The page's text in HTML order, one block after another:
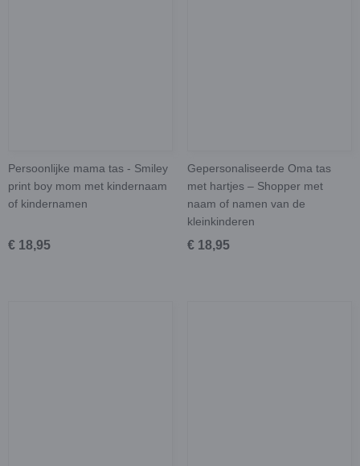
Persoonlijke mama tas - Smiley
print boy mom met kindernaam
of kindernamen
€ 18,95
Gepersonaliseerde Oma tas
met hartjes – Shopper met
naam of namen van de
kleinkinderen
€ 18,95